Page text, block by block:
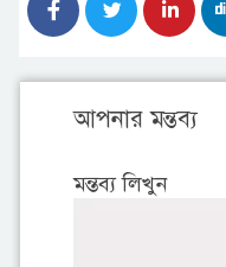
আপনার মন্তব্য
মন্তব্য লিখুন